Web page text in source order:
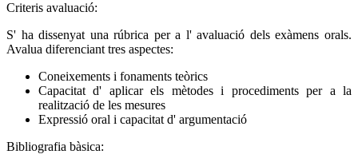
Criteris avaluació:
S' ha dissenyat una rúbrica per a l' avaluació dels exàmens orals.
Avalua diferenciant tres aspectes:
Coneixements i fonaments teòrics
Capacitat d' aplicar els mètodes i procediments per a la
realització de les mesures
Expressió oral i capacitat d' argumentació
Bibliografia bàsica: